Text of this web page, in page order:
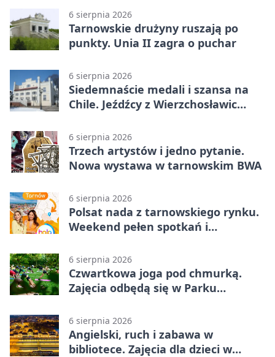
6 sierpnia 2026
Tarnowskie drużyny ruszają po
punkty. Unia II zagra o puchar
6 sierpnia 2026
Siedemnaście medali i szansa na
Chile. Jeźdźcy z Wierzchosławic
6 sierpnia 2026
Trzech artystów i jedno pytanie.
Nowa wystawa w tarnowskim BWA
6 sierpnia 2026
Polsat nada z tarnowskiego rynku.
Weekend pełen spotkań i
6 sierpnia 2026
Czwartkowa joga pod chmurką.
Zajęcia odbędą się w Parku
6 sierpnia 2026
Angielski, ruch i zabawa w
bibliotece. Zajęcia dla dzieci w